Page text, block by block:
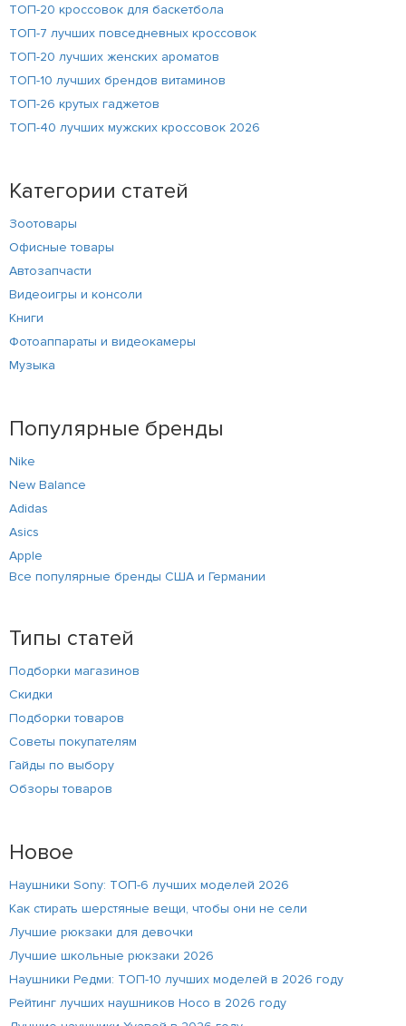
ТОП-20 кроссовок для баскетбола
ТОП-7 лучших повседневных кроссовок
ТОП-20 лучших женских ароматов
ТОП-10 лучших брендов витаминов
ТОП-26 крутых гаджетов
ТОП-40 лучших мужских кроссовок 2026
Категории статей
Зоотовары
Офисные товары
Автозапчасти
Видеоигры и консоли
Книги
Фотоаппараты и видеокамеры
Музыка
Популярные бренды
Nike
New Balance
Adidas
Asics
Apple
Все популярные бренды США и Германии
Типы статей
Подборки магазинов
Скидки
Подборки товаров
Советы покупателям
Гайды по выбору
Обзоры товаров
Новое
Наушники Sony: ТОП-6 лучших моделей 2026
Как стирать шерстяные вещи, чтобы они не сели
Лучшие рюкзаки для девочки
Лучшие школьные рюкзаки 2026
Наушники Редми: ТОП-10 лучших моделей в 2026 году
Рейтинг лучших наушников Hoco в 2026 году